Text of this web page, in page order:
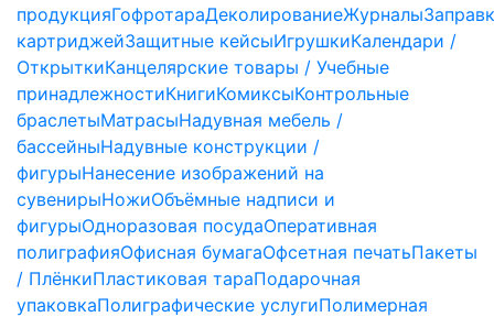
продукцияГофротараДеколированиеЖурналы
картриджейЗащитные кейсыИгрушкиКалендари /
ОткрыткиКанцелярские товары / Учебные
принадлежностиКнигиКомиксыКонтрольные
браслетыМатрасыНадувная мебель /
бассейныНадувные конструкции /
фигурыНанесение изображений на
сувенирыНожиОбъёмные надписи и
фигурыОдноразовая посудаОперативная
полиграфияОфисная бумагаОфсетная печатьПакеты
/ ПлёнкиПластиковая тараПодарочная
упаковкаПолиграфические услугиПолимерная